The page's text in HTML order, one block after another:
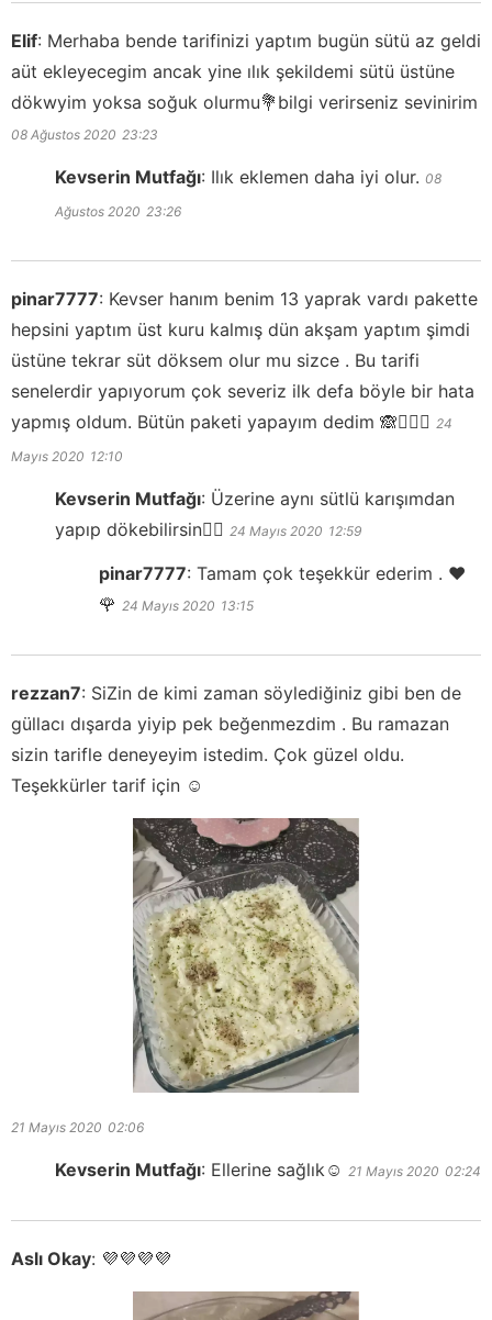
Elif: Merhaba bende tarifinizi yaptım bugün sütü az geldi
aüt ekleyecegim ancak yine ılık şekildemi sütü üstüne
dökwyim yoksa soğuk olurmu💐bilgi verirseniz sevinirim
08 Ağustos 2020 23:23
Kevserin Mutfağı: Ilık eklemen daha iyi olur. 08
Ağustos 2020 23:26
pinar7777: Kevser hanım benim 13 yaprak vardı pakette
hepsini yaptım üst kuru kalmış dün akşam yaptım şimdi
üstüne tekrar süt döksem olur mu sizce . Bu tarifi
senelerdir yapıyorum çok severiz ilk defa böyle bir hata
yapmış oldum. Bütün paketi yapayım dedim 🙈🤦🏻‍♀️ 24
Mayıs 2020 12:10
Kevserin Mutfağı: Üzerine aynı sütlü karışımdan
yapıp dökebilirsin👍🏻 24 Mayıs 2020 12:59
pinar7777: Tamam çok teşekkür ederim . ❤️
🌹 24 Mayıs 2020 13:15
rezzan7: SiZin de kimi zaman söylediğiniz gibi ben de
güllacı dışarda yiyip pek beğenmezdim . Bu ramazan
sizin tarifle deneyeyim istedim. Çok güzel oldu.
Teşekkürler tarif için ☺️
21 Mayıs 2020 02:06
Kevserin Mutfağı: Ellerine sağlık☺️ 21 Mayıs 2020 02:24
Aslı Okay: 💜💜💜💜